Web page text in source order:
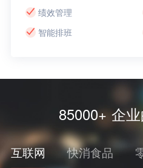
绩效管理
智能排班
85000+ 企
互联网 快消食品